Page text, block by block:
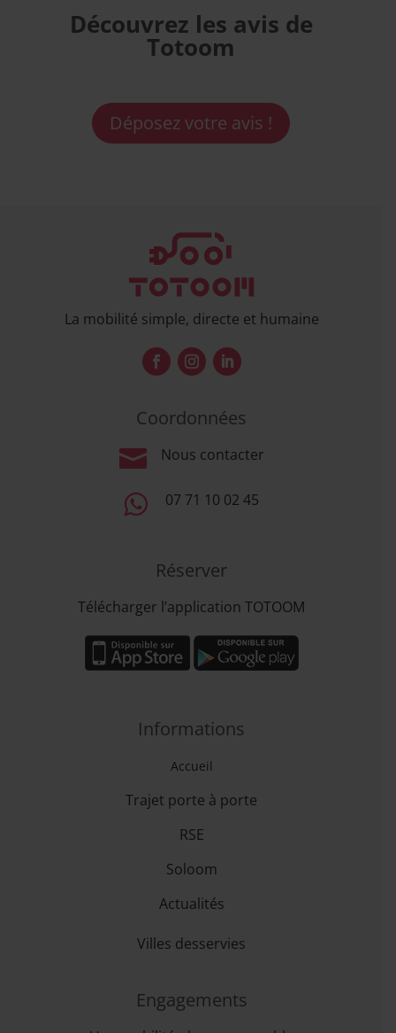
Découvrez les avis de
Totoom
Déposez votre avis !
La mobilité simple, directe et humaine
Coordonnées
 Nous contacter
 07 71 10 02 45
Réserver
Télécharger l’application TOTOOM
Informations
Accueil
Trajet porte à porte
RSE
Soloom
Actualités
Villes desservies
Engagements